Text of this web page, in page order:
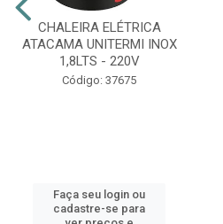
CHALEIRA ELÉTRICA
ATACAMA UNITERMI INOX
1,8LTS - 220V
Código: 37675
Faça seu login ou
cadastre-se para